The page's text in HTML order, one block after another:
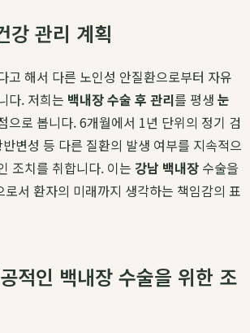
강 관리 계획
고 해서 다른 노인성 안질환으로부터 자유
다. 저희는 백내장 수술 후 관리를 평생 눈
으로 봅니다. 6개월에서 1년 단위의 정기 검
변성 등 다른 질환의 발생 여부를 지속적으
조치를 취합니다. 이는 강남 백내장 수술을
서 환자의 미래까지 생각하는 책임감의 표
적인 백내장 수술을 위한 조